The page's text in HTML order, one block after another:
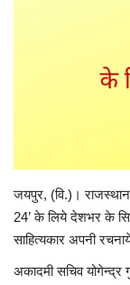
जयपुर, (वि.)। राजस्थान
24’ के लिये देशभर के
साहित्यकार अपनी
अकादमी सचिव योगेन्द्र